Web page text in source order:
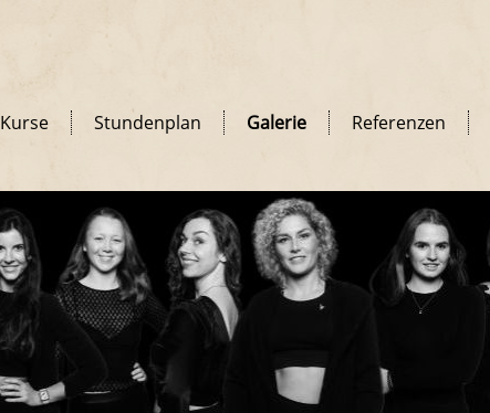
Kurse Stundenplan Galerie Referenzen